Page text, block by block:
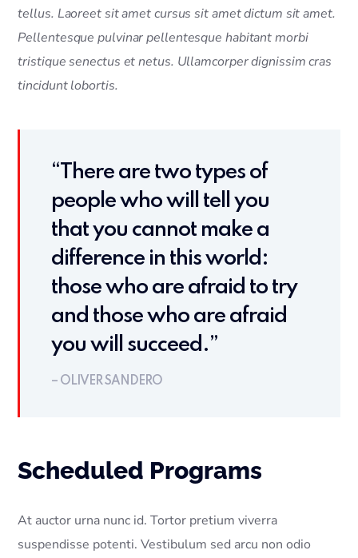
tellus. Laoreet sit amet cursus sit amet dictum sit amet.
Pellentesque pulvinar pellentesque habitant morbi
tristique senectus et netus. Ullamcorper dignissim cras
tincidunt lobortis.
“There are two types of
people who will tell you
that you cannot make a
difference in this world:
those who are afraid to try
and those who are afraid
you will succeed.”
– OLIVER SANDERO
Scheduled Programs
At auctor urna nunc id. Tortor pretium viverra
suspendisse potenti. Vestibulum sed arcu non odio